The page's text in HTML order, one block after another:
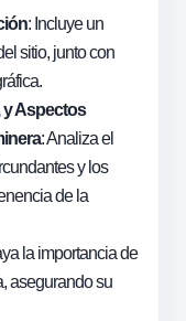
: Incluye un
sitio, junto con
y Aspectos
: Analiza el
y los
de la
la importancia de
asegurando su